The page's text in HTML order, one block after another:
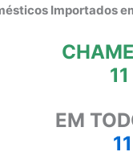
Importados
EM